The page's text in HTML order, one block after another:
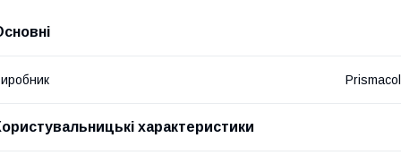
характеристики